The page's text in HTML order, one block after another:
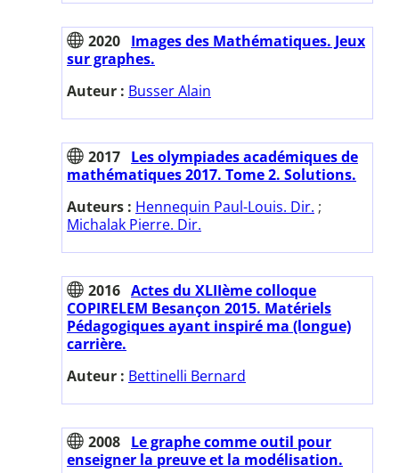
2020 Images des Mathématiques. Jeux
sur graphes.
Auteur : Busser Alain
2017 Les olympiades académiques de
mathématiques 2017. Tome 2. Solutions.
Auteurs : Hennequin Paul-Louis. Dir. ;
Michalak Pierre. Dir.
2016 Actes du XLIIème colloque
COPIRELEM Besançon 2015. Matériels
Pédagogiques ayant inspiré ma (longue)
carrière.
Auteur : Bettinelli Bernard
2008 Le graphe comme outil pour
enseigner la preuve et la modélisation.